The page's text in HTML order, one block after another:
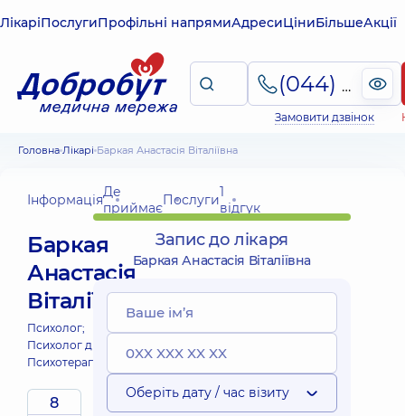
ЛікаріПослугиПрофільні напрямиАдресиЦіниБільшеАкції
(044) 495-2-888
Замовити дзвінок
Головна Лікарі Баркая Анастасія Віталіївна
ІнформаціяДе
приймаєПослуги1
відгук
Баркая
Анастасія
Віталіївна
Психолог;
Психолог дитячий;
Психотерапевт;
8
Запис до лікаря
Баркая Анастасія Віталіївна
Оберіть дату / час візиту